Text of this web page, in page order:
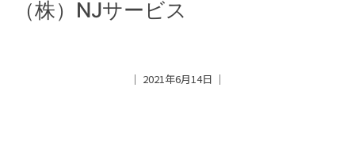
（株）NJサービス
│ 2021年6月14日 │